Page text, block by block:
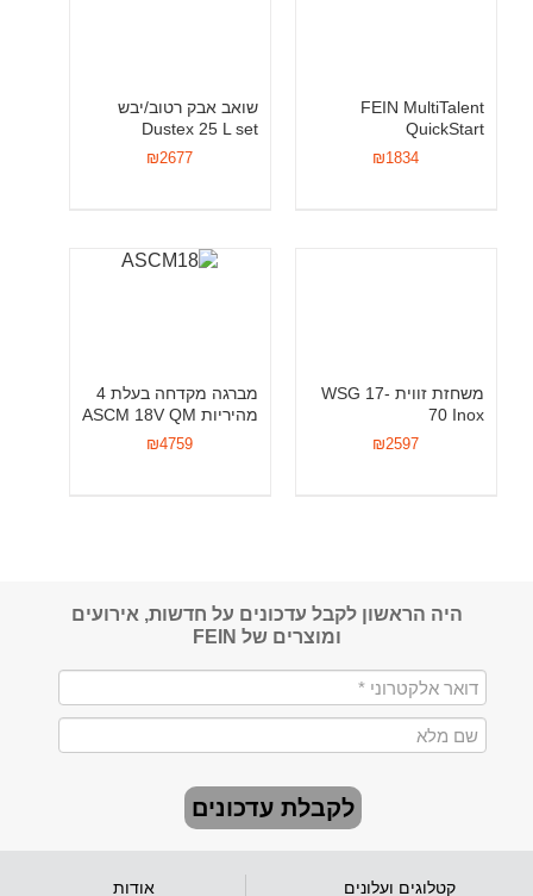
FEIN MultiTalent
QuickStart
₪1834
שואב אבק רטוב/יבש
Dustex 25 L set
₪2677
משחזת זווית WSG 17-
70 Inox
₪2597
מברגה מקדחה בעלת 4
מהיריות ASCM 18V QM
₪4759
היה הראשון לקבל עדכונים על חדשות, אירועים
ומוצרים של FEIN
לקבלת עדכונים
קטלוגים ועלונים אודות